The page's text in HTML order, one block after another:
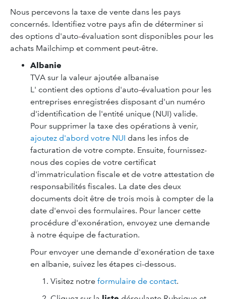
Nous percevons la taxe de vente dans les pays
concernés. Identifiez votre pays afin de déterminer si
des options d'auto-évaluation sont disponibles pour les
achats Mailchimp et comment peut-être.
Albanie
TVA sur la valeur ajoutée albanaise
L' contient des options d'auto-évaluation pour les
entreprises enregistrées disposant d'un numéro
d'identification de l'entité unique (NUI) valide.
Pour supprimer la taxe des opérations à venir,
ajoutez d'abord votre NUI dans les infos de
facturation de votre compte. Ensuite, fournissez-
nous des copies de votre certificat
d'immatriculation fiscale et de votre attestation de
responsabilités fiscales. La date des deux
documents doit être de trois mois à compter de la
date d'envoi des formulaires. Pour lancer cette
procédure d'exonération, envoyez une demande
à notre équipe de facturation.
Pour envoyer une demande d'exonération de taxe
en albanie, suivez les étapes ci-dessous.
Visitez notre formulaire de contact.